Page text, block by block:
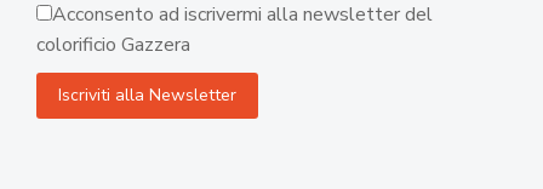
Acconsento ad iscrivermi alla newsletter del
colorificio Gazzera